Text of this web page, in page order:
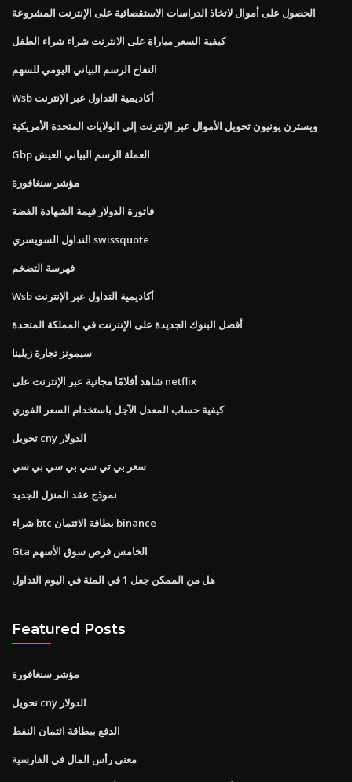
الحصول على أموال لاتخاذ الدراسات الاستقصائية على الإنترنت المشروعة
كيفية السعر مباراة على الانترنت شراء شراء الطفل
التفاح الرسم البياني اليومي للسهم
Wsb أكاديمية التداول عبر الإنترنت
ويسترن يونيون تحويل الأموال عبر الإنترنت إلى الولايات المتحدة الأمريكية
Gbp العملة الرسم البياني العيش
مؤشر سنغافورة
فاتورة الدولار قيمة الشهادة الفضة
التداول السويسري swissquote
فهرسة التضخم
Wsb أكاديمية التداول عبر الإنترنت
أفضل البنوك الجديدة على الإنترنت في المملكة المتحدة
سيمونز تجارة زيلينا
شاهد أفلامًا مجانية عبر الإنترنت على netflix
كيفية حساب المعدل الآجل باستخدام السعر الفوري
تحويل cny الدولار
سعر بي تي سي بي سي بي سي
نموذج عقد المنزل الجديد
شراء btc بطاقة الائتمان binance
Gta الخامس فرص سوق الأسهم
هل من الممكن جعل 1 في المئة في اليوم التداول
Featured Posts
مؤشر سنغافورة
تحويل cny الدولار
الدفع ببطاقة ائتمان النفط
معنى رأس المال في الفارسية